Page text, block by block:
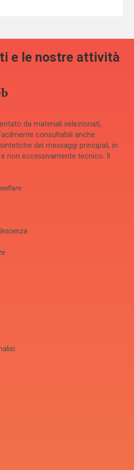
e le nostre attività
da materiali selezionati,
consultabili anche
dei messaggi principali, in
non eccessivamente tecnico. Il